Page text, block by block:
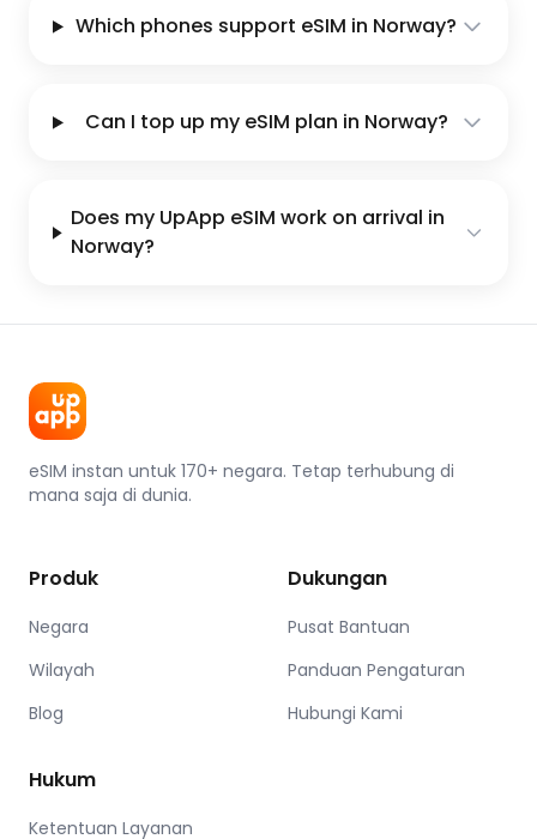
Which phones support eSIM in Norway?
Can I top up my eSIM plan in Norway?
Does my UpApp eSIM work on arrival in
Norway?
eSIM instan untuk 170+ negara. Tetap terhubung di
mana saja di dunia.
Produk
Negara
Wilayah
Blog
Dukungan
Pusat Bantuan
Panduan Pengaturan
Hubungi Kami
Hukum
Ketentuan Layanan